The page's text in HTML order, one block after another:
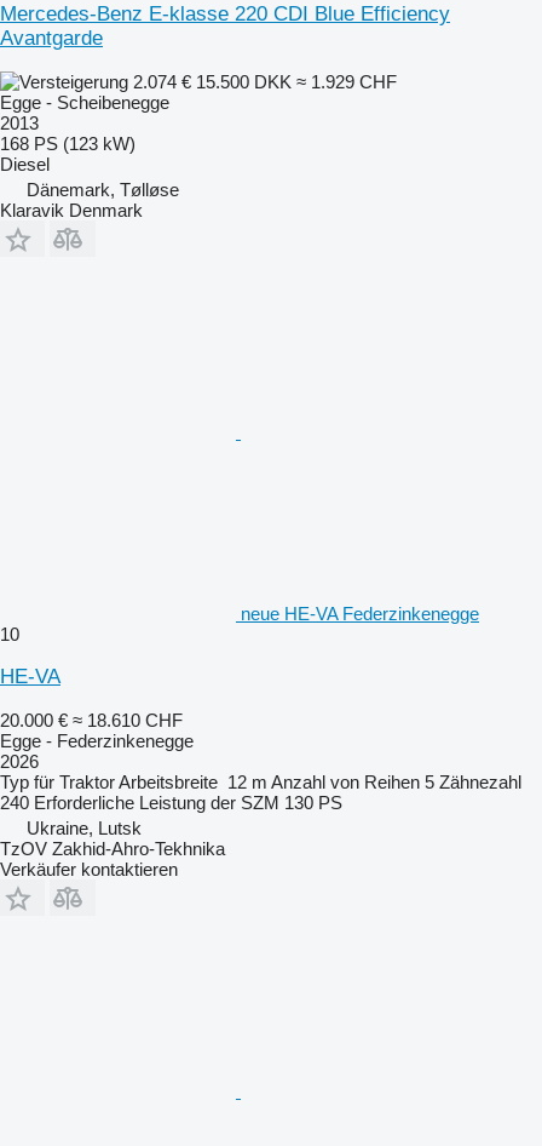
Mercedes-Benz E-klasse 220 CDI Blue Efficiency
Avantgarde
2.074 € 15.500 DKK ≈ 1.929 CHF
Egge - Scheibenegge
2013
168 PS (123 kW)
Diesel
Dänemark, Tølløse
Klaravik Denmark
neue HE-VA Federzinkenegge
10
HE-VA
20.000 € ≈ 18.610 CHF
Egge - Federzinkenegge
2026
Typ für TraktorArbeitsbreite 12 m Anzahl von Reihen 5 Zähnezahl
240 Erforderliche Leistung der SZM 130 PS
Ukraine, Lutsk
TzOV Zakhid-Ahro-Tekhnika
Verkäufer kontaktieren